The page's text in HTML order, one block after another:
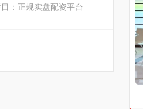
： 正规实盘配资平台